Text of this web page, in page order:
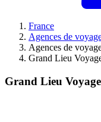
France
Agences de
Agences de
Grand Lieu
Grand Lieu